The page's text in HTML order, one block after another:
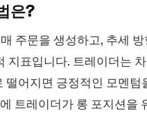
은?
주문을 생성하고, 추세
지표입니다. 트레이더는
떨어지면 긍정적인 모멘
트레이더가 롱 포지션을